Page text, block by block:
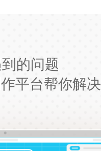
的问题
平台帮你解决